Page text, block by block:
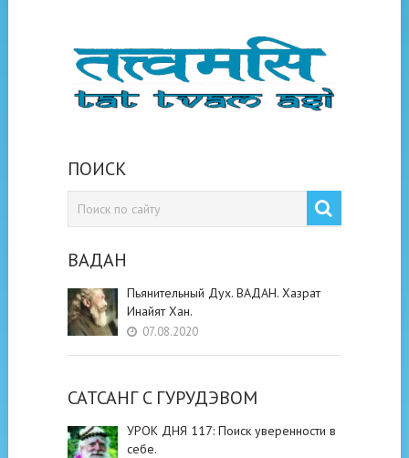
ПОИСК
ВАДАН
Пьянительный Дух. ВАДАН. Хазрат
Инайят Хан.
07.08.2020
САТСАНГ C ГУРУДЭВОМ
УРОК ДНЯ 117: Поиск уверенности в
себе.